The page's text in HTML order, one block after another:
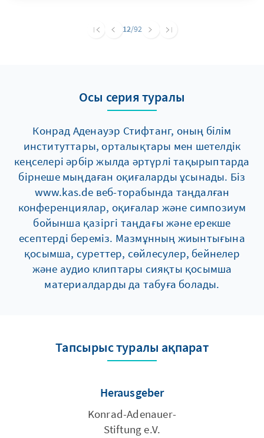
12/92
Осы серия туралы
Конрад Аденауэр Стифтанг, оның білім
институттары, орталықтары мен шетелдік
кеңселері әрбір жылда әртүрлі тақырыптарда
бірнеше мыңдаған оқиғаларды ұсынады. Біз
www.kas.de веб-торабында таңдалған
конференциялар, оқиғалар және симпозиум
бойынша қазіргі таңдағы және ерекше
есептерді береміз. Мазмұнның жиынтығына
қосымша, суреттер, сөйлесулер, бейнелер
және аудио клиптары сияқты қосымша
материалдарды да табуға болады.
Тапсырыс туралы ақпарат
Herausgeber
Konrad-Adenauer-
Stiftung e.V.